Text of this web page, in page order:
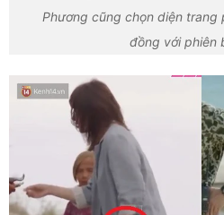
Phương cũng chọn diện trang
đồng với phiên